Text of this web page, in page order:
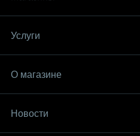
Услуги
О магазине
Новости